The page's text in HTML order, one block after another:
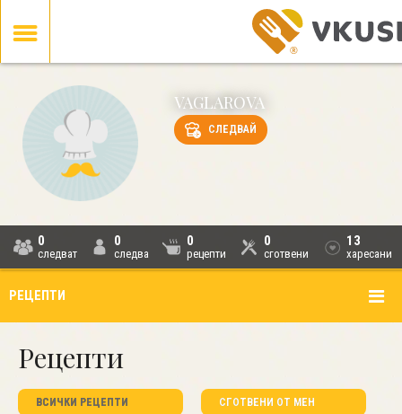
VAGLAROVA
СЛЕДВАЙ
0
следват
0
следва
0
рецепти
0
сготвени
13
харесани
РЕЦЕПТИ
Рецепти
ВСИЧКИ РЕЦЕПТИ СГОТВЕНИ ОТ МЕН